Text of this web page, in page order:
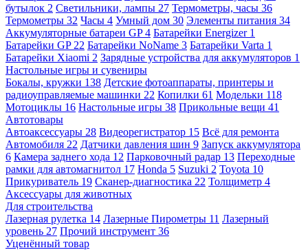
бутылок 2 Светильники, лампы 27 Термометры, часы 36
Термометры 32 Часы 4 Умный дом 30 Элементы питания 34
Аккумуляторные батареи GP4 Батарейки Energizer 1
Батарейки GP 22 Батарейки NoName 3 Батарейки Varta 1
Батарейки Xiaomi 2 Зарядные устройства для аккумуляторов 1
Настольные игры и сувениры
Бокалы, кружки 138 Детские фотоаппараты, принтеры и
радиоуправляемые машинки 22 Копилки 61 Модельки 118
Мотоциклы 16 Настольные игры 38 Прикольные вещи 41
Автотовары
Автоаксессуары 28 Видеорегистратор 15 Всё для ремонта
Автомобиля 22 Датчики давления шин 9 Запуск аккумулятора
6 Камера заднего хода 12 Парковочный радар 13 Переходные
рамки для автомагнитол 17 Honda 5 Suzuki 2 Toyota 10
Прикуриватель 19 Сканер-диагностика 22 Толщиметр 4
Аксессуары для животных
Для строительства
Лазерная рулетка 14 Лазерные Пирометры 11 Лазерный
уровень 27 Прочий инструмент 36
Уценённый товар